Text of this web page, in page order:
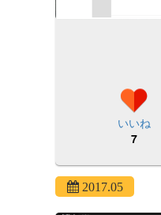
いいね
7
2017.05